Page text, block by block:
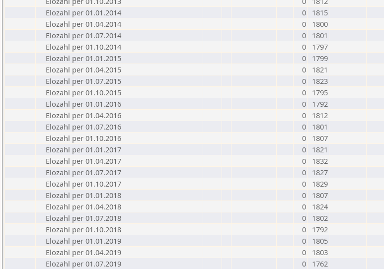
Elozahl per 01.01.2014
0
1815
Elozahl per 01.04.2014
0
1800
Elozahl per 01.07.2014
0
1801
Elozahl per 01.10.2014
0
1797
Elozahl per 01.01.2015
0
1799
Elozahl per 01.04.2015
0
1821
Elozahl per 01.07.2015
0
1823
Elozahl per 01.10.2015
0
1795
Elozahl per 01.01.2016
0
1792
Elozahl per 01.04.2016
0
1812
Elozahl per 01.07.2016
0
1801
Elozahl per 01.10.2016
0
1807
Elozahl per 01.01.2017
0
1821
Elozahl per 01.04.2017
0
1832
Elozahl per 01.07.2017
0
1827
Elozahl per 01.10.2017
0
1829
Elozahl per 01.01.2018
0
1807
Elozahl per 01.04.2018
0
1824
Elozahl per 01.07.2018
0
1802
Elozahl per 01.10.2018
0
1792
Elozahl per 01.01.2019
0
1805
Elozahl per 01.04.2019
0
1803
Elozahl per 01.07.2019
0
1762